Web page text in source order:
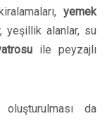
yemek
yeşillik alanlar, su
ile peyzajlı
da